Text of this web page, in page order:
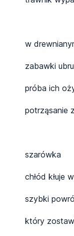
w
zabawki
próba ich
potrząsanie
szarówka
chłód kłuje
szybki
który